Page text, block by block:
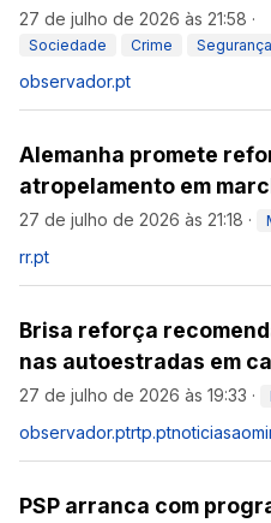
27 de julho de 2026 às 21:58 ·
Sociedade Crime Segurança
observador.pt
Alemanha promete
atropelamento em
27 de julho de 2026 às 21:18 ·
rr.pt
Brisa reforça
nas autoestradas em
27 de julho de 2026 às 19:33 ·
observador.ptrtp.pt
PSP arranca com